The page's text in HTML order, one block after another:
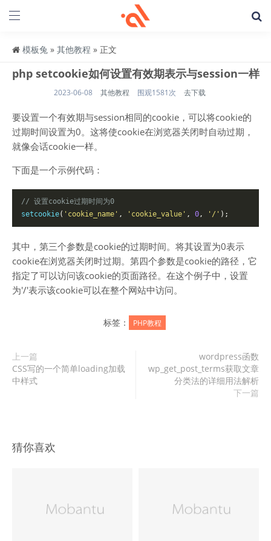
模板兔 » 其他教程 » 正文
php setcookie如何设置有效期表示与session一样
2023-06-08 其他教程 围观1581次 去下载
要设置一个有效期与session相同的cookie，可以将cookie的
过期时间设置为0。这将使cookie在浏览器关闭时自动过期，
就像会话cookie一样。
下面是一个示例代码：
// 设置cookie过期时间为0
setcookie( 'cookie_name' , 'cookie_value' , 0, '/' );
其中，第三个参数是cookie的过期时间。将其设置为0表示
cookie在浏览器关闭时过期。第四个参数是cookie的路径，它
指定了可以访问该cookie的页面路径。在这个例子中，设置
为'/'表示该cookie可以在整个网站中访问。
标签： PHP教程
上一篇
CSS写的一个简单loading加载
中样式
wordpress函数
wp_get_post_terms获取文章
分类法的详细用法解析
下一篇
猜你喜欢